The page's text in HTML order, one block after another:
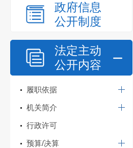
政府信息
公开制度
法定主动
公开内容
履职依据
机关简介
行政许可
预算/决算